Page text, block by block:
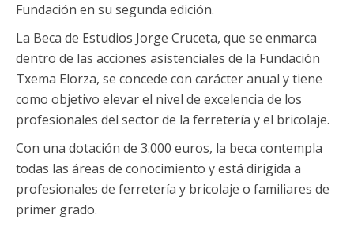
Fundación en su segunda edición.
La Beca de Estudios Jorge Cruceta, que se enmarca
dentro de las acciones asistenciales de la Fundación
Txema Elorza, se concede con carácter anual y tiene
como objetivo elevar el nivel de excelencia de los
profesionales del sector de la ferretería y el bricolaje.
Con una dotación de 3.000 euros, la beca contempla
todas las áreas de conocimiento y está dirigida a
profesionales de ferretería y bricolaje o familiares de
primer grado.